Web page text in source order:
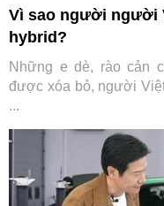
Vì sao người người
hybrid?
Những e dè, rào cản
được xóa bỏ, người
...